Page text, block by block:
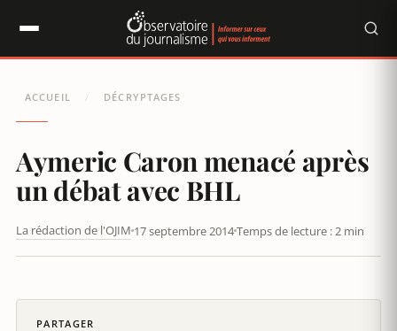
ACCUEIL / DÉCRYPTAGES
Aymeric Caron menacé après
un débat avec BHL
La rédaction de l'OJIM 17 septembre 2014Temps de lecture : 2 min
PARTAGER
Panneau de gestion des cookies